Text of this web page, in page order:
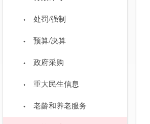
处罚/强制
预算/决算
政府采购
重大民生信息
老龄和养老服务